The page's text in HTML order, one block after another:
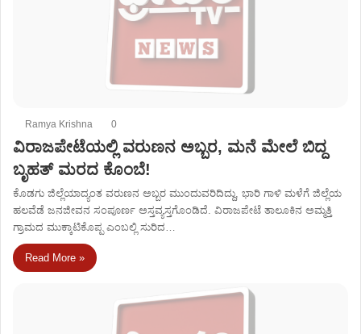
Ramya Krishna 0
ವಿರಾಜಪೇಟೆಯಲ್ಲಿ ವರುಣನ ಅಬ್ಬರ, ಮನೆ ಮೇಲೆ ಬಿದ್ದ
ಬೃಹತ್ ಮರದ ಕೊಂಬೆ!
ಕೊಡಗು ಜಿಲ್ಲೆಯಾದ್ಯಂತ ವರುಣನ ಅಬ್ಬರ ಮುಂದುವರಿದಿದ್ದು, ಭಾರಿ ಗಾಳಿ ಮಳೆಗೆ ಜಿಲ್ಲೆಯ
ಹಲವೆಡೆ ಜನಜೀವನ ಸಂಪೂರ್ಣ ಅಸ್ತವ್ಯಸ್ತಗೊಂಡಿದೆ. ವಿರಾಜಪೇಟೆ ತಾಲೂಕಿನ ಅಮ್ಮತ್ತಿ
ಗ್ರಾಮದ ಮುಕ್ಕಾಟಿಕೊಪ್ಪ ಎಂಬಲ್ಲಿ ಸುರಿದ…
Read More »